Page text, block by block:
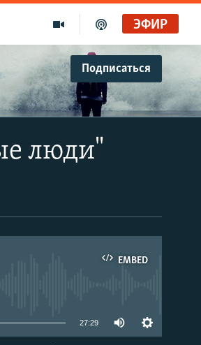
ЭФИР
Подписаться
люди"
EMBED
27:29